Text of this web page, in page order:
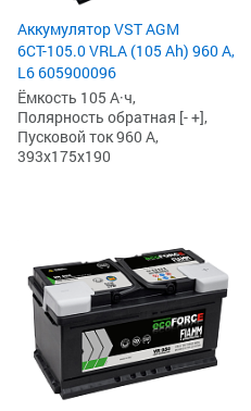
Аккумулятор VST AGM
6СТ-105.0 VRLA (105 Ah) 960 А,
L6 605900096
Ёмкость 105 А·ч,
Полярность обратная [- +],
Пусковой ток 960 А,
393x175x190